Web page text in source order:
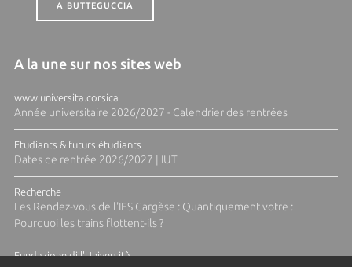
A BUTTEGUCCIA
A la une sur nos sites web
www.universita.corsica
Année universitaire 2026/2027 - Calendrier des rentrées
Etudiants & futurs étudiants
Dates de rentrée 2026/2027 | IUT
Recherche
Les Rendez-vous de l'IES Cargèse : Quantiquement votre :
Pourquoi les trains flottent-ils ?
Fundazione di l'Università